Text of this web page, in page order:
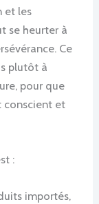
et les
se heurter à
Ce
plutôt à
pour que
conscient et
:
importés,